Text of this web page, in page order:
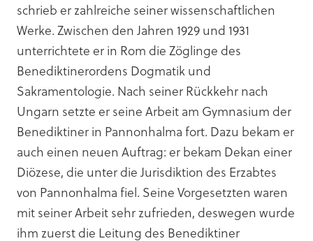
schrieb er zahlreiche seiner wissenschaftlichen
Werke. Zwischen den Jahren 1929 und 1931
unterrichtete er in Rom die Zöglinge des
Benediktinerordens Dogmatik und
Sakramentologie. Nach seiner Rückkehr nach
Ungarn setzte er seine Arbeit am Gymnasium der
Benediktiner in Pannonhalma fort. Dazu bekam er
auch einen neuen Auftrag: er bekam Dekan einer
Diözese, die unter die Jurisdiktion des Erzabtes
von Pannonhalma fiel. Seine Vorgesetzten waren
mit seiner Arbeit sehr zufrieden, deswegen wurde
ihm zuerst die Leitung des Benediktiner